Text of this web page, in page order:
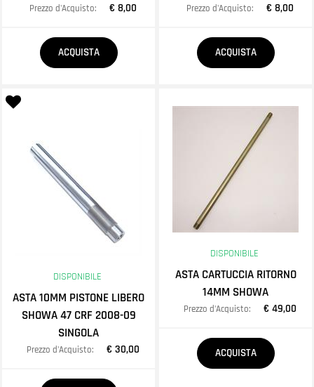
Prezzo d'Acquisto: € 8,00
Quantità
ACQUISTA
Prezzo d'Acquisto: € 8,00
Quantità
ACQUISTA
DISPONIBILE
ASTA 10MM PISTONE LIBERO
SHOWA 47 CRF 2008-09
SINGOLA
Prezzo d'Acquisto: € 30,00
Quantità
DISPONIBILE
ASTA CARTUCCIA RITORNO
14MM SHOWA
Prezzo d'Acquisto: € 49,00
Quantità
ACQUISTA